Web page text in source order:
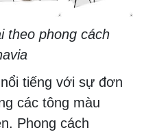
theo phong cách
tiếng với sự đơn
các tông màu
Phong cách